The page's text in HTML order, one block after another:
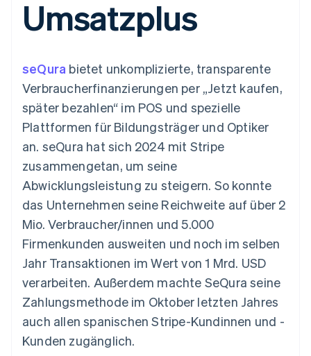
Zugriff auf mehr als
125
Authorization
Optimierung der
Autorisierungsraten
Beschleunigter
Bezahlvorgang
Connections
Verbundene
Finanzdaten
Datensynchronisierung
Product roadmap
Ausblick
Radar
Betrugsprävention
Atlas
Start-up-Gründung
Geldmanagement
Plattformen
SaaS
Nach Branche
KI-Unternehmen
Creator Economy
Gaming
Freizeit
Versicherungen
Medien und
Unterhaltung
Gemeinnützige
Organisationen
Fachdienstleistungen
Öffentlicher Sektor
Einzelhandel
Ecosystem
Partner
Marktplatz auf
Grundlagen der
Abonnementverwaltung
nutzungsbasierte
Abrechnung um
Stablecoin-gestützte
Karten ausgeben: So
geht´s
Bereitstellung und
Verwaltung von
Diensten mit Agenten
App-Integrationen
Code-Beispiele
Entwickler-Blog
API-Status
Produkt-Roadmap
Stripe Sessions
Stripe Press
Kontakt
Sales-Team
kontaktieren
Partner werden
Umsatzplus
seQura bietet unkomplizierte, transparente
Verbraucherfinanzierungen per „Jetzt kaufen,
später bezahlen“ im POS und spezielle
Plattformen für Bildungsträger und Optiker
an. seQura hat sich 2024 mit Stripe
zusammengetan, um seine
Abwicklungsleistung zu steigern. So konnte
das Unternehmen seine Reichweite auf über 2
Mio. Verbraucher/innen und 5.000
Firmenkunden ausweiten und noch im selben
Jahr Transaktionen im Wert von 1 Mrd. USD
verarbeiten. Außerdem machte SeQura seine
Zahlungsmethode im Oktober letzten Jahres
auch allen spanischen Stripe-Kundinnen und -
Kunden zugänglich.